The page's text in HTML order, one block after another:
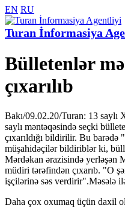
EN RU
Turan İnformasiya
Bülletenlər
çıxarılıb
Bakı/09.02.20/Turan: 13 saylı
saylı məntəqəsində seçki
çıxarıldığı bildirilir. Bu
müşahidəçilər bildiriblər ki,
Mərdəkan ərazisində yerləşən
müdiri tərəfindən çıxarıb. "O
işçilərinə səs verdirir".Məsələ
Daha çox oxumaq üçün daxil